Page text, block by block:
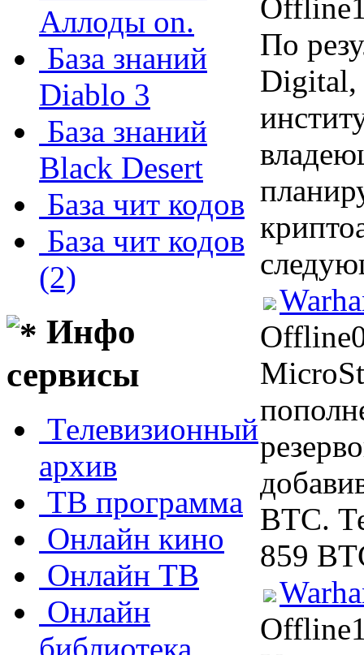
Аллоды on.
База знаний
Diablo 3
База знаний
Black Desert
База чит кодов
База чит кодов
(2)
Инфо
сервисы
Телевизионный
архив
ТВ программа
Онлайн кино
Онлайн ТВ
Онлайн
Offline
По
Digital,
Offline
BTC.
859
Offline